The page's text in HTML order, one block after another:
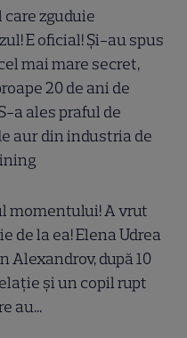
care zguduie
E oficial! Și-au spus
mai mare secret,
20 de ani de
a ales praful de
aur din industria de
momentului! A vrut
de la ea! Elena Udrea
Alexandrov, după 10
și un copil rupt
au...